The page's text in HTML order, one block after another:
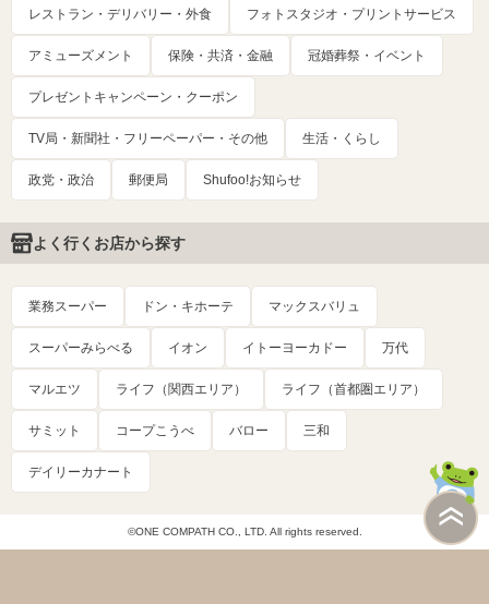
レストラン・デリバリー・外食 フォトスタジオ・プリントサービス
アミューズメント 保険・共済・金融 冠婚葬祭・イベント
プレゼントキャンペーン・クーポン
TV局・新聞社・フリーペーパー・その他 生活・くらし
政党・政治 郵便局 Shufoo!お知らせ
よく行くお店から探す
業務スーパー ドン・キホーテ マックスバリュ
スーパーみらべる イオン イトーヨーカドー 万代
マルエツ ライフ（関西エリア） ライフ（首都圏エリア）
サミット コープこうべ バロー 三和
デイリーカナート
©ONE COMPATH CO., LTD. All rights reserved.